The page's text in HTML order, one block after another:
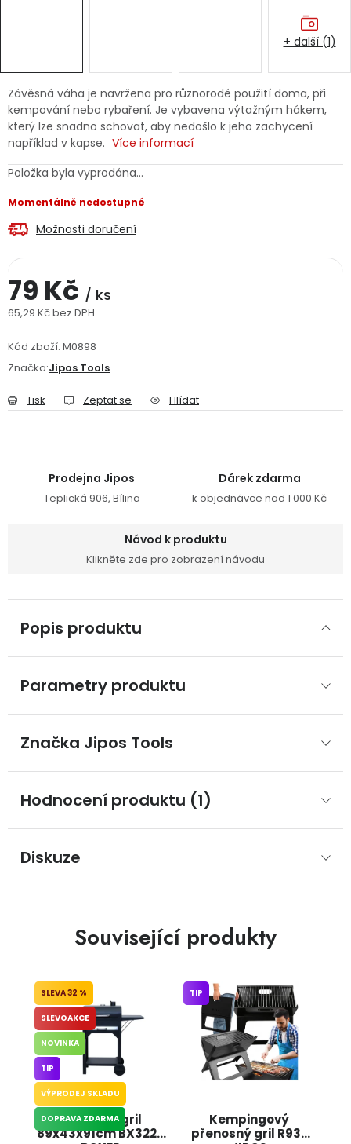
Výprodej
Značky
Jaký je aktuální stav mé objednávky?
Servis nářadí
Podmínky ochrany osobních údajů
Závěsná váha je navržena pro různorodé použití doma, při
kempování nebo rybaření. Je vybavena výtažným hákem,
který lze snadno schovat, aby nedošlo k jeho zachycení
například v kapse. Více informací
Položka byla vyprodána…
Momentálně nedostupné
Možnosti doručení
79 Kč / ks
65,29 Kč bez DPH
Kód zboží: M0898
Značka:Jipos Tools
Tisk Zeptat se Hlídat
+ další (1)
Prodejna Jipos
Teplická 906, Bílina
Dárek zdarma
k objednávce nad 1 000 Kč
Návod k produktu
Klikněte zde pro zobrazení návodu
Popis produktu
Parametry produktu
Značka Jipos Tools
Hodnocení produktu (1)
Diskuze
Související produkty
Zahradní gril
89x43x91cm BX3226
32 %
SLEVOAKCE
NOVINKA
TIP
VÝPRODEJ SKLADU
DOPRAVA ZDARMA
Kempingový
přenosný gril R937
TIP